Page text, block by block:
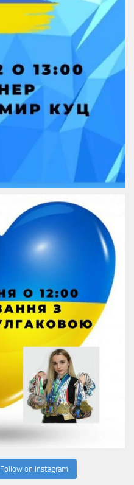
Follow on Instagram